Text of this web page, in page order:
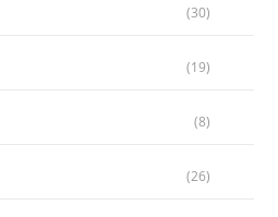
(30)
(19)
(8)
(26)